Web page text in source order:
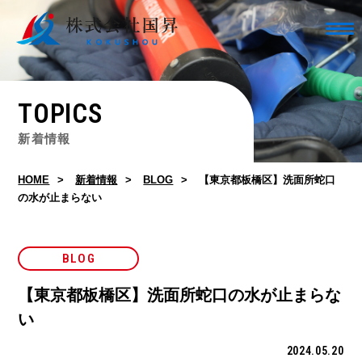
TOPICS
新着情報
HOME 新着情報 BLOG
【東京都板橋区】洗面所蛇口
の水が止まらない
BLOG
【東京都板橋区】洗面所蛇口の水が止まらな
い
2024.05.20